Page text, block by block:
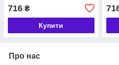
716 ₴
Купити
Про нас